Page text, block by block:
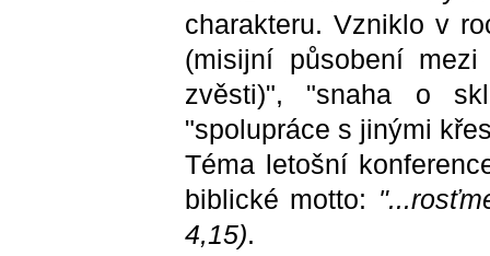
charakteru. Vzniklo v
(misijní působení
zvěsti)", "snaha o
"spolupráce s jinými
Téma letošní
biblické motto:
4,15).